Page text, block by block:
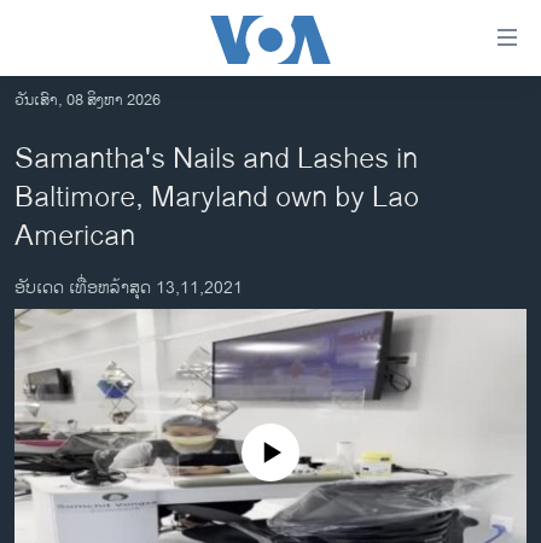
ເຂົ້າ
ຫາ
ຂ້າມ
ຂ້າມ
ຂ້າມ
ໄປ
ຫາ
ຊອກ
ຄົ້ນ
ລາວ
ອາເມຣິກາ
ຂ່າວ​ຈີນ
ໂລກ
ເອເຊຍ
ອິດສະຫຼະພາບດ້ານການຂ່າວ
ຊີວິດຊາວລາວ
ຊຸມຊົນຊາວລາວ
ວັນເສົາ, 08 ສິງຫາ 2026
Samantha's Nails and Lashes in
Baltimore, Maryland own by Lao
American
ອັບເດດ ເທື່ອຫລ້າສຸດ 13,11,2021
No media source currently available